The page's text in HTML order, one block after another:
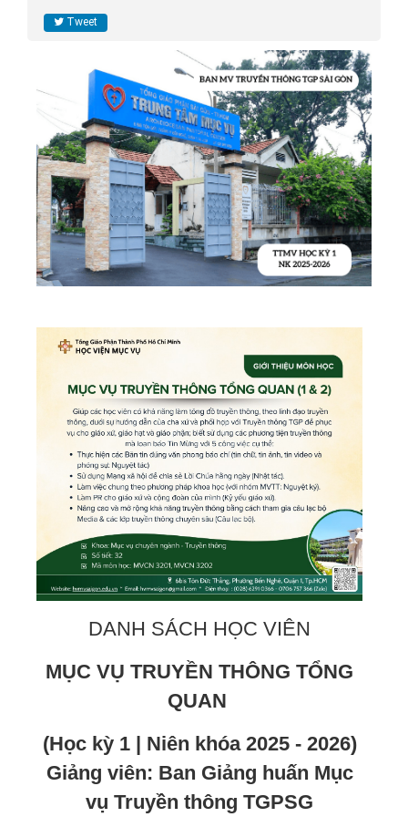
Tweet
DANH SÁCH HỌC VIÊN
MỤC VỤ TRUYỀN THÔNG TỔNG
QUAN
(Học kỳ 1 | Niên khóa 2025 - 2026)
Giảng viên: Ban Giảng huấn Mục
vụ Truyền thông TGPSG